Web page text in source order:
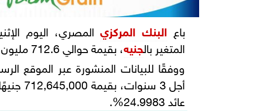
باع البنك المركزيالمصري، اليوم
المتغير بالجنيه، بقيمة حوالي 712.6 مليون جنيه.
ووفقًا للبيانات المنشورة عبر الموقع
عائد 24.9983%.